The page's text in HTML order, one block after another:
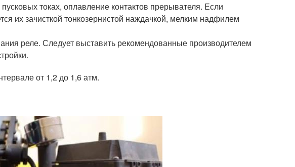
токах, оплавление контактов прерывателя. Если
их зачисткой тонкозернистой наждачкой, мелким надфилем
реле. Следует выставить рекомендованные производителем
от 1,2 до 1,6 атм.